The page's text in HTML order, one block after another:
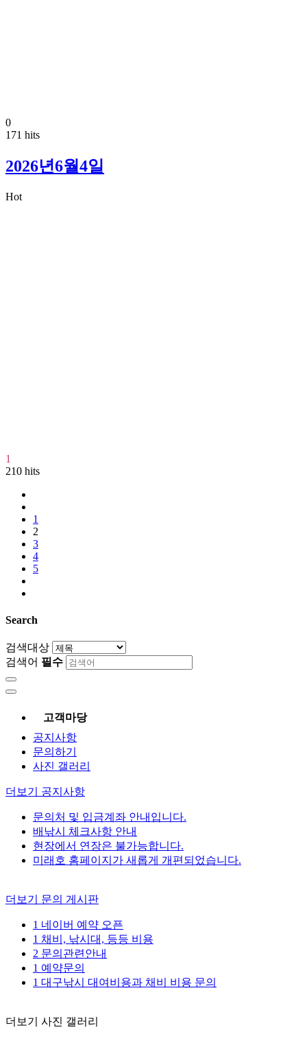
0
171 hits
2026년6월4일
Hot
1
210 hits
1
2
3
4
5
Search
검색대상
검색어 필수
고객마당
공지사항
문의하기
사진 갤러리
더보기 공지사항
문의처 및 입금계좌 안내입니다.
배낚시 체크사항 안내
현장에서 연장은 불가능합니다.
미래호 홈페이지가 새롭게 개편되었습니다.
더보기 문의 게시판
1 네이버 예약 오픈
1 채비, 낚시대, 등등 비용
2 문의관련안내
1 예약문의
1 대구낚시 대여비용과 채비 비용 문의
더보기 사진 갤러리